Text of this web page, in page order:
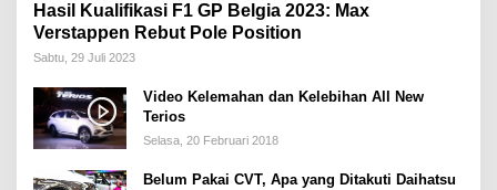
Hasil Kualifikasi F1 GP Belgia 2023: Max
Verstappen Rebut Pole Position
Sabtu, 29 Juli 2023
Video Kelemahan dan Kelebihan All New
Terios
Selasa, 20 Februari 2018
Belum Pakai CVT, Apa yang Ditakuti Daihatsu